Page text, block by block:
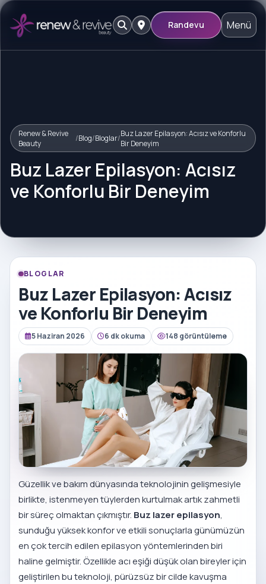
Randevu Menü
Renew & Revive
Beauty
/Blog/Bloglar/Buz Lazer Epilasyon: Acısız ve Konforlu
Bir Deneyim
Buz Lazer Epilasyon: Acısız
ve Konforlu Bir Deneyim
BLOGLAR
Buz Lazer Epilasyon: Acısız
ve Konforlu Bir Deneyim
5 Haziran 2026 6 dk okuma 148 görüntüleme
Güzellik ve bakım dünyasında teknolojinin gelişmesiyle
birlikte, istenmeyen tüylerden kurtulmak artık zahmetli
bir süreç olmaktan çıkmıştır. Buz lazer epilasyon,
sunduğu yüksek konfor ve etkili sonuçlarla günümüzün
en çok tercih edilen epilasyon yöntemlerinden biri
haline gelmiştir. Özellikle acı eşiği düşük olan bireyler için
geliştirilen bu teknoloji, pürüzsüz bir cilde kavuşma